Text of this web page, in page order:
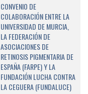
CONVENIO DE
COLABORACIÓN ENTRE LA
UNIVERSIDAD DE MURCIA,
LA FEDERACIÓN DE
ASOCIACIONES DE
RETINOSIS PIGMENTARIA DE
ESPAÑA (FARPE) Y LA
FUNDACIÓN LUCHA CONTRA
LA CEGUERA (FUNDALUCE)